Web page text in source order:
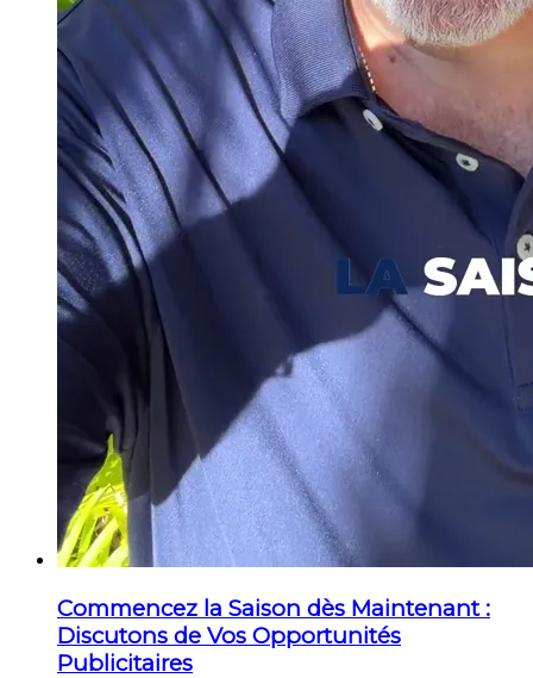
Commencez la Saison dès Maintenant :
Discutons de Vos Opportunités
Publicitaires